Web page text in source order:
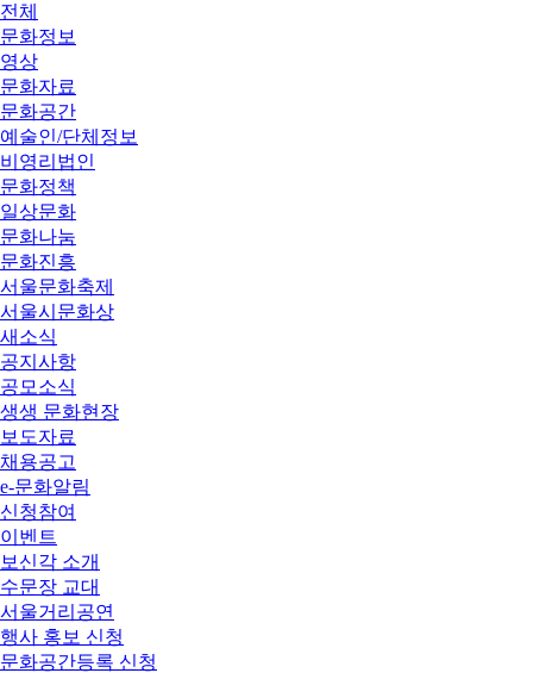
전체
문화정보
영상
문화자료
문화공간
예술인/단체정보
비영리법인
문화정책
일상문화
문화나눔
문화진흥
서울문화축제
서울시문화상
새소식
공지사항
공모소식
생생 문화현장
보도자료
채용공고
e-문화알림
신청참여
이벤트
보신각 소개
수문장 교대
서울거리공연
행사 홍보 신청
문화공간등록 신청